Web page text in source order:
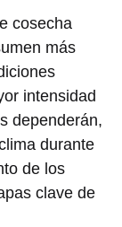
cosecha
más
intensidad
dependerán,
durante
de los
clave de